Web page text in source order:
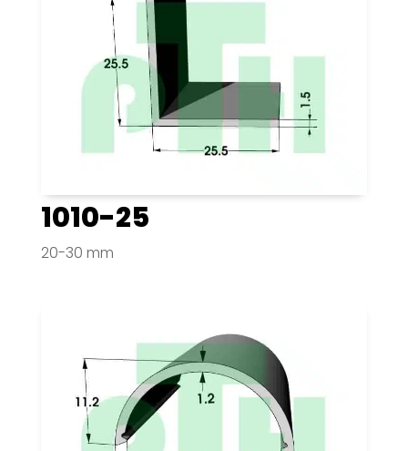
1010-25
20-30 mm